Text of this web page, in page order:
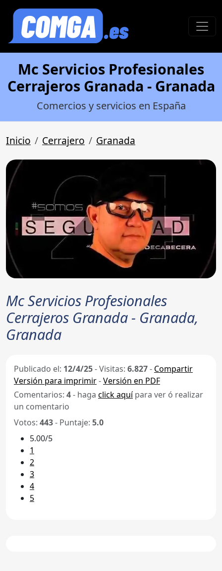
Mc Servicios Profesionales
Cerrajeros Granada - Granada
Comercios y servicios en España
Inicio Cerrajero Granada
Mc Servicios Profesionales
Cerrajeros Granada - Granada,
Granada
Publicado el: 12/4/25-Visitas: 6.827- Compartir
Versión para imprimir-Versión en PDF
Comentarios: 4- haga click aquípara ver ó realizar
un comentario
Votos: 443- Puntaje: 5.0
5.00/5
1
2
3
4
5